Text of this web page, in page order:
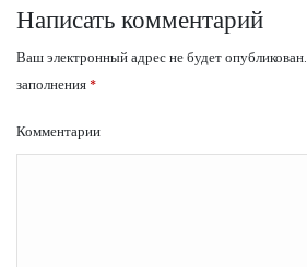
Написать комментарий
Ваш электронный адрес не будет опубликован.
заполнения *
Комментарии